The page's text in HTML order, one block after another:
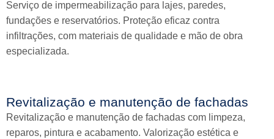
Serviço de impermeabilização para lajes, paredes,
fundações e reservatórios. Proteção eficaz contra
infiltrações, com materiais de qualidade e mão de obra
especializada.
Revitalização e manutenção de fachadas
Revitalização e manutenção de fachadas com limpeza,
reparos, pintura e acabamento. Valorização estética e